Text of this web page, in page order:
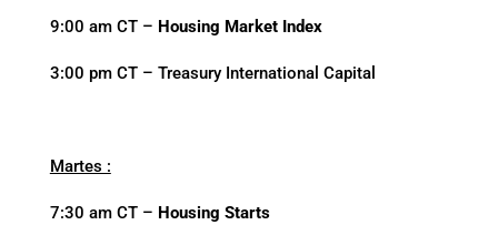
9:00 am CT – Housing Market Index
3:00 pm CT – Treasury International Capital
Martes :
7:30 am CT – Housing Starts